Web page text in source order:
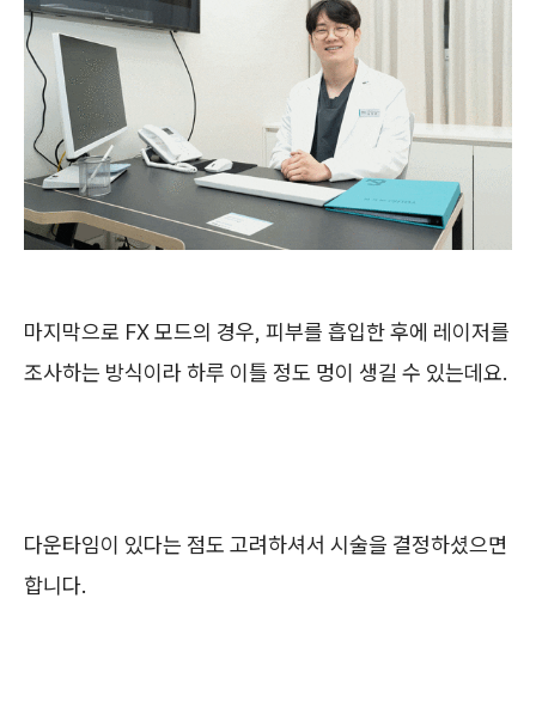
마지막으로 FX 모드의 경우, 피부를 흡입한 후에 레이저를
조사하는 방식이라 하루 이틀 정도 멍이 생길 수 있는데요.
다운타임이 있다는 점도 고려하셔서 시술을 결정하셨으면
합니다.